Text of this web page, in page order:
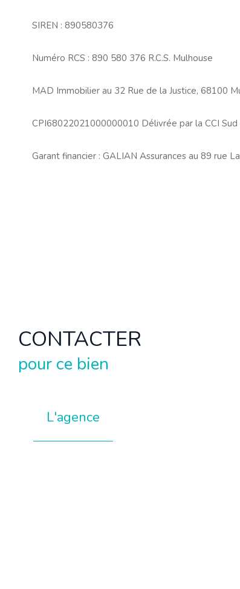
SIREN : 890580376
Numéro RCS : 890 580 376 R.C.S. Mulhouse
MAD Immobilier au 32 Rue de la Justice, 68100
CPI68022021000000010 Délivrée par la CCI Sud
Garant financier : GALIAN Assurances au 89 rue
CONTACTER
pour ce bien
L'agence